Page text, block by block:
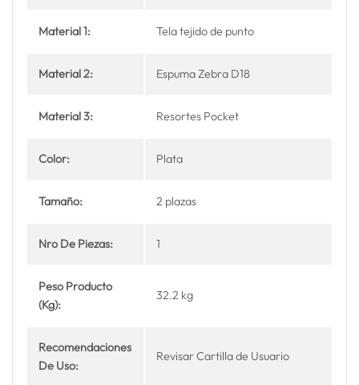
Material 1: Tela tejido de punto
Material 2: Espuma Zebra D18
Material 3: Resortes Pocket
Color: Plata
Tamaño: 2 plazas
Nro De Piezas: 1
Peso Producto
(Kg):
32.2 kg
Recomendaciones
De Uso:
Revisar Cartilla de Usuario